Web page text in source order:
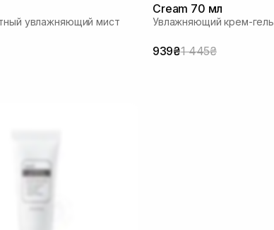
увлажняющий мист
Cream 70 мл
Увлажняющий крем-гель
939₴1 445₴